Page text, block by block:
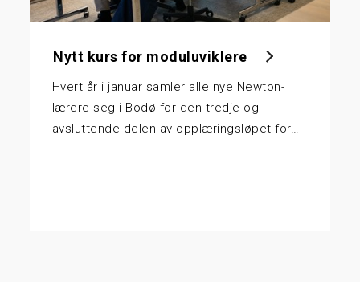
Nytt kurs for moduluviklere
Hvert år i januar samler alle nye Newton-
lærere seg i Bodø for den tredje og
avsluttende delen av opplæringsløpet for…